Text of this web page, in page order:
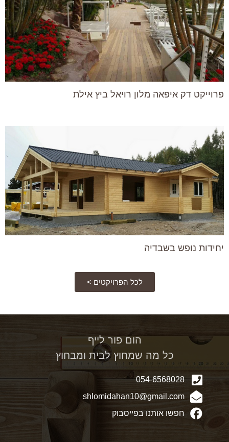
פרוייקט דק איפאה מלון רויאל ביץ אילת
יחידות נופש בשבדיה
לכל הפרויקטים >
הום פור לייף
כל מה שמחוץ לבית ומבחוץ
054-6568028
shlomidahan10@gmail.com
חפשו אותנו בפייסבוק